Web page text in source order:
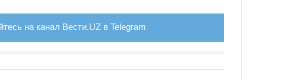
на канал Вести.UZ в Telegram